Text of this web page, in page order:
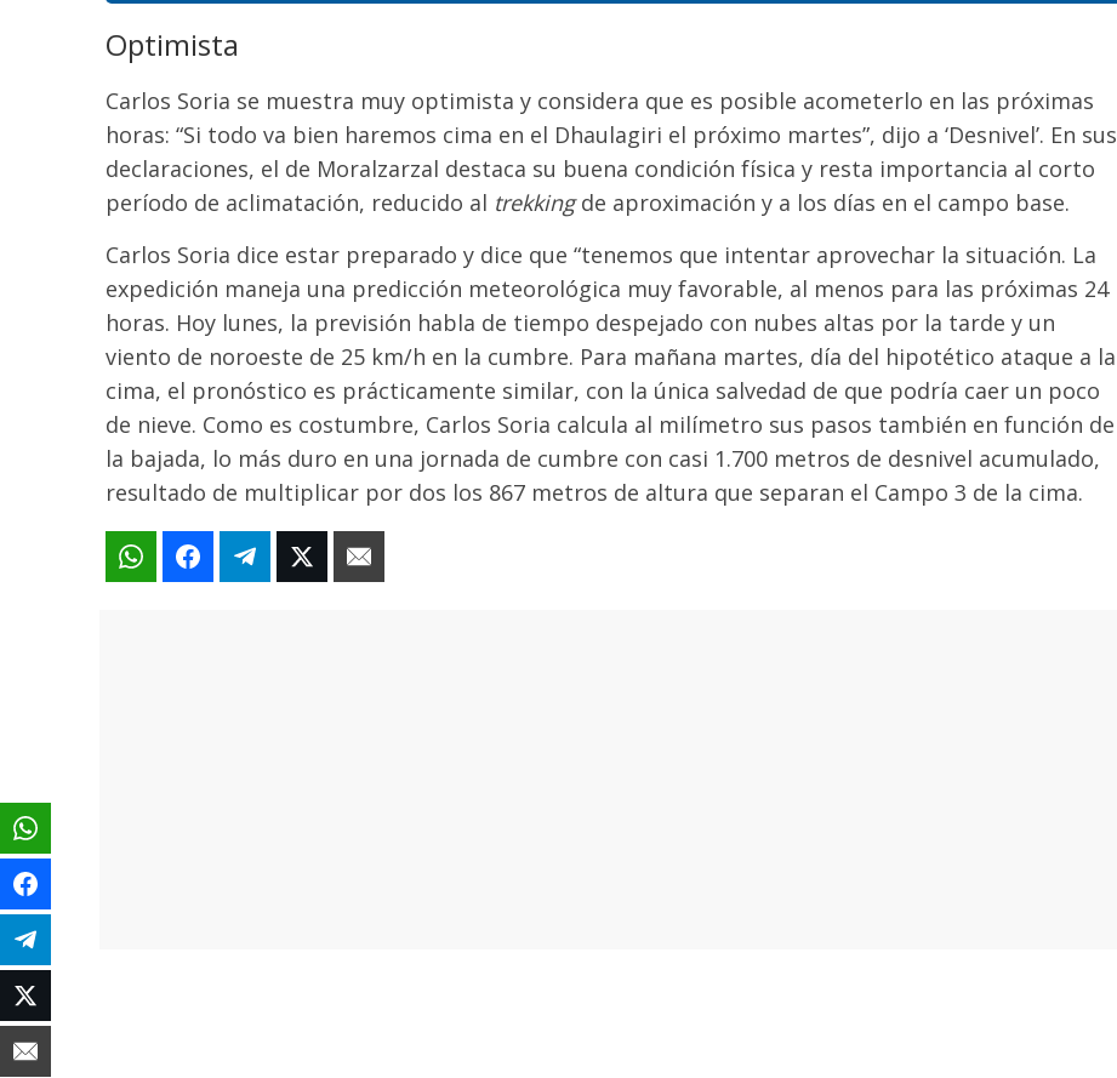
Optimista
Carlos Soria se muestra muy optimista y considera que es posible acometerlo en las próximas
horas: “Si todo va bien haremos cima en el Dhaulagiri el próximo martes”, dijo a ‘Desnivel’. En sus
declaraciones, el de Moralzarzal destaca su buena condición física y resta importancia al corto
período de aclimatación, reducido al trekkingde aproximación y a los días en el campo base.
Carlos Soria dice estar preparado y dice que “tenemos que intentar aprovechar la situación. La
expedición maneja una predicción meteorológica muy favorable, al menos para las próximas 24
horas. Hoy lunes, la previsión habla de tiempo despejado con nubes altas por la tarde y un
viento de noroeste de 25 km/h en la cumbre. Para mañana martes, día del hipotético ataque a la
cima, el pronóstico es prácticamente similar, con la única salvedad de que podría caer un poco
de nieve. Como es costumbre, Carlos Soria calcula al milímetro sus pasos también en función de
la bajada, lo más duro en una jornada de cumbre con casi 1.700 metros de desnivel acumulado,
resultado de multiplicar por dos los 867 metros de altura que separan el Campo 3 de la cima.